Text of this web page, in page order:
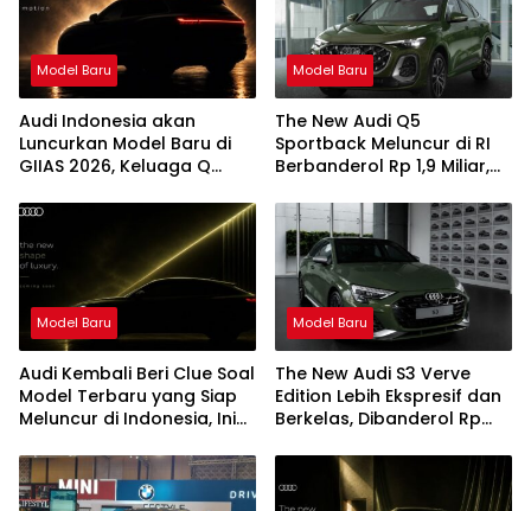
Model Baru
Audi Indonesia akan
Luncurkan Model Baru di
GIIAS 2026, Keluaga Q
Model Baru
The New Audi Q5
Sportback Meluncur di RI
Berbanderol Rp 1,9 Miliar,
Model Baru
Audi Kembali Beri Clue Soal
Model Terbaru yang Siap
Meluncur di Indonesia, Ini
Model Baru
The New Audi S3 Verve
Edition Lebih Ekspresif dan
Berkelas, Dibanderol Rp